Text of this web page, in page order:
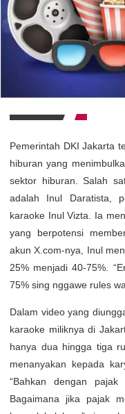
Pemerintah DKI Jakarta
hiburan yang
sektor hiburan. Salah
adalah Inul Daratista,
karaoke Inul Vizta. Ia
yang berpotensi
akun X.com-nya, Inul
25% menjadi 40-75%.
75% sing nggawe rules
Dalam video yang
karaoke miliknya di
hanya dua hingga tiga
menanyakan kepada
“Bahkan dengan pajak
Bagaimana jika pajak